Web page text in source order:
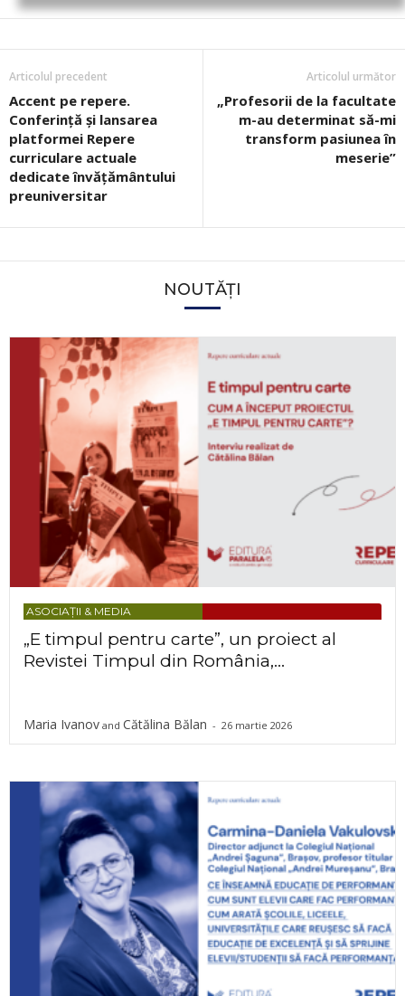
Articolul precedent
Accent pe repere.
Conferință și lansarea
platformei Repere
curriculare actuale
dedicate învățământului
preuniversitar
Articolul următor
„Profesorii de la facultate
m-au determinat să-mi
transform pasiunea în
meserie”
NOUTĂȚI
ASOCIAȚII & MEDIA
„E timpul pentru carte”, un proiect al
Revistei Timpul din România,...
Maria Ivanov and Cătălina Bălan - 26 martie 2026